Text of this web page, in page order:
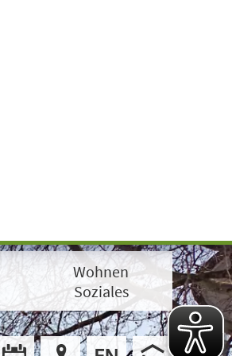
Wohnen
Soziales